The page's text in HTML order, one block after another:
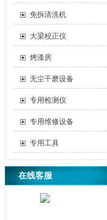
免拆清洗机
大梁校正仪
烤漆房
无尘干磨设备
专用检测仪
专用维修设备
专用工具
在线客服